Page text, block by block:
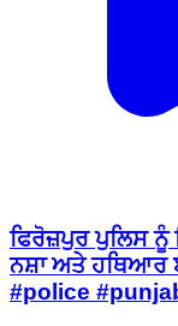
ਫਿਰੋਜ਼ਪੁਰ ਪੁਲਿਸ ਨੂੰ
ਨਸ਼ਾ ਅਤੇ ਹਥਿਆਰ
#police